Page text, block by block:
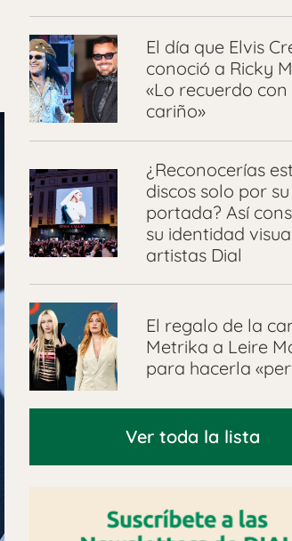
El día que Elvis
conoció a Ricky
«Lo recuerdo con
cariño»
¿Reconocerías
discos solo por su
portada? Así
su identidad
artistas Dial
El regalo de la
Metrika a Leire
para hacerla
Ver toda la lista